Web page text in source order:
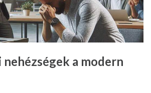
a modern